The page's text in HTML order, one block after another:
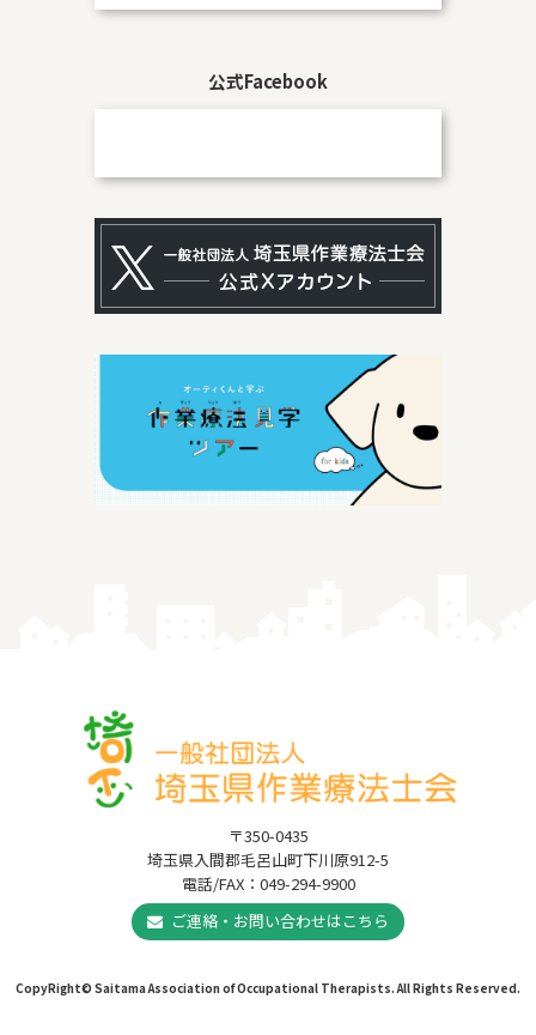
公式Facebook
〒350-0435
埼玉県入間郡毛呂山町下川原912-5
電話/FAX：049-294-9900
ご連絡・お問い合わせはこちら
CopyRight© Saitama Association of Occupational Therapists. All Rights Reserved.